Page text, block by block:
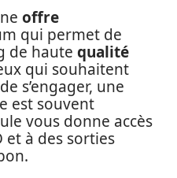
offre
qui permet de
de haute qualité
qui souhaitent
s’engager, une
est souvent
vous donne accès
et à des sorties